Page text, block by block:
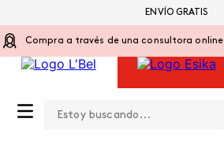
Compra a través de una consultora online
ENVÍO GRATIS